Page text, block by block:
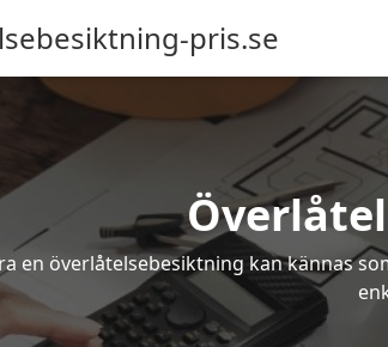
pris.se
en överlåtelsebesiktning kan kännas